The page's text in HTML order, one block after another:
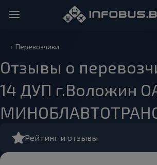
Перевозчики
Отзывы о
14 ДУП г.Воложин
Рейтинг и отзывы